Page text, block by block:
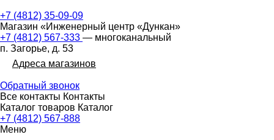
+7 (4812) 35-09-09
Магазин «Инженерный центр «Дункан»
+7 (4812) 567-333 — многоканальный
п. Загорье, д. 53
Адреса магазинов
Обратный звонок
Все контакты Контакты
Каталог товаров Каталог
+7 (4812) 567-888
Меню